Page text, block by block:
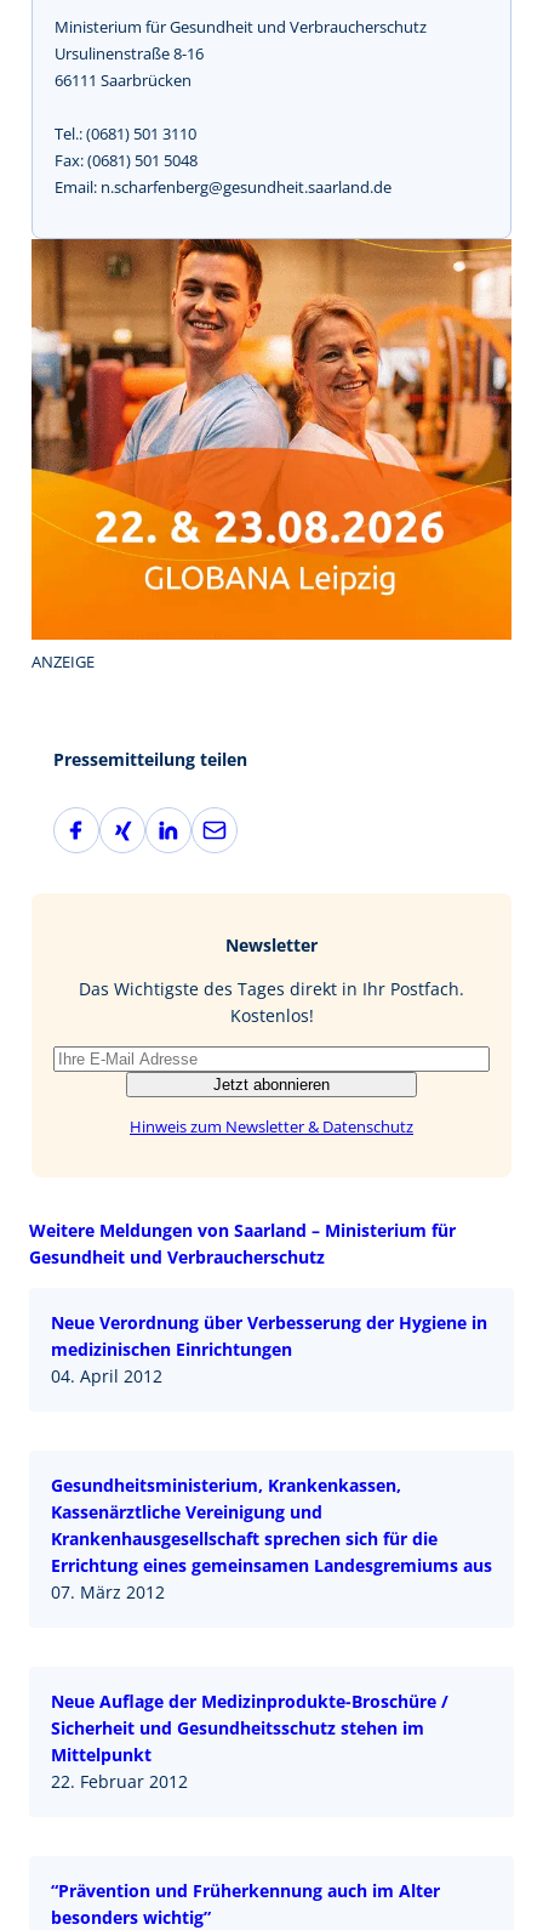
Ministerium für Gesundheit und Verbraucherschutz
Ursulinenstraße 8-16
66111 Saarbrücken
Tel.: (0681) 501 3110
Fax: (0681) 501 5048
Email: n.scharfenberg@gesundheit.saarland.de
ANZEIGE
Pressemitteilung teilen
F
a
X
i
L
i
I
E
-
Newsletter
Das Wichtigste des Tages direkt in Ihr Postfach.
Kostenlos!
Jetzt abonnieren
Hinweis zum Newsletter & Datenschutz
Weitere Meldungen von Saarland – Ministerium für
Gesundheit und Verbraucherschutz
Neue Verordnung über Verbesserung der Hygiene in
medizinischen Einrichtungen
04. April 2012
Gesundheitsministerium, Krankenkassen,
Kassenärztliche Vereinigung und
Krankenhausgesellschaft sprechen sich für die
Errichtung eines gemeinsamen Landesgremiums aus
07. März 2012
Neue Auflage der Medizinprodukte-Broschüre /
Sicherheit und Gesundheitsschutz stehen im
Mittelpunkt
22. Februar 2012
“Prävention und Früherkennung auch im Alter
besonders wichtig”